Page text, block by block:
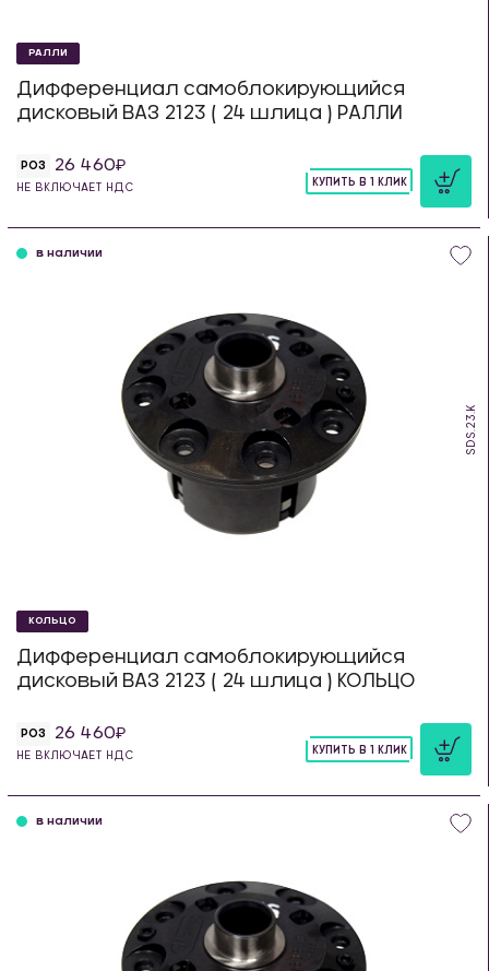
РАЛЛИ
Дифференциал самоблокирующийся
дисковый ВАЗ 2123 ( 24 шлица ) РАЛЛИ
РОЗ 26 460
НЕ ВКЛЮЧАЕТ НДС
КУПИТЬ В 1 КЛИК
SDS.23.K
в наличии
КОЛЬЦО
Дифференциал самоблокирующийся
дисковый ВАЗ 2123 ( 24 шлица ) КОЛЬЦО
РОЗ 26 460
НЕ ВКЛЮЧАЕТ НДС
КУПИТЬ В 1 КЛИК
в наличии